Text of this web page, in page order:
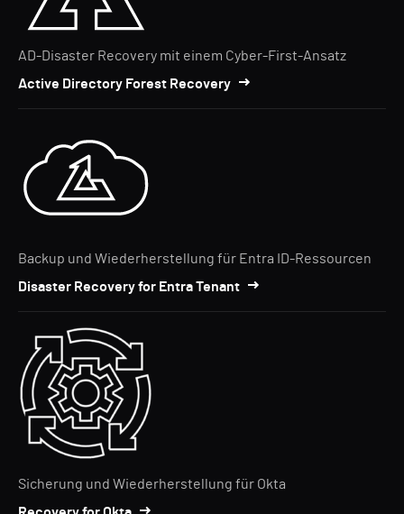
AD-Disaster Recovery mit einem Cyber-First-Ansatz
Active Directory Forest Recovery
Backup und Wiederherstellung für Entra ID-Ressourcen
Disaster Recovery for Entra Tenant
Sicherung und Wiederherstellung für Okta